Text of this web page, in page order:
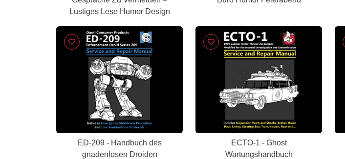
Lustiges Lese Humor Design
ED-209 - Handbuch des
gnadenlosen Droiden
ECTO-1 - Ghost
Wartungshandbuch